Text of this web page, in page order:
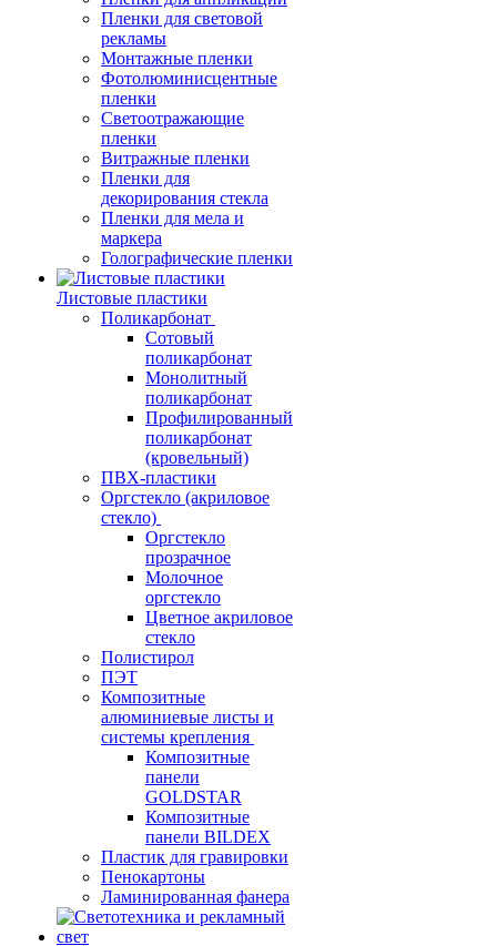
Пленки для световой
рекламы
Монтажные пленки
Фотолюминисцентные
пленки
Светоотражающие
пленки
Витражные пленки
Пленки для
декорирования стекла
Пленки для мела и
маркера
Голографические пленки
Листовые пластики
Поликарбонат
Сотовый
поликарбонат
Монолитный
поликарбонат
Профилированный
поликарбонат
(кровельный)
ПВХ-пластики
Оргстекло (акриловое
стекло)
Оргстекло
прозрачное
Молочное
оргстекло
Цветное акриловое
стекло
Полистирол
ПЭТ
Композитные
алюминиевые листы и
системы крепления
Композитные
панели
GOLDSTAR
Композитные
панели BILDEX
Пластик для гравировки
Пенокартоны
Ламинированная фанера